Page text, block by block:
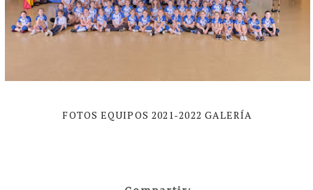
FOTOS EQUIPOS 2021-2022 GALERÍA